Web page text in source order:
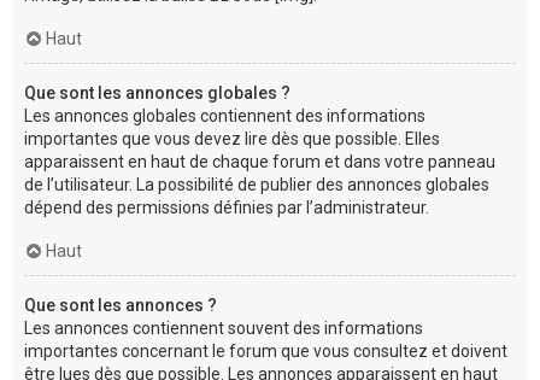
Haut
Que sont les annonces globales ?
Les annonces globales contiennent des informations
importantes que vous devez lire dès que possible. Elles
apparaissent en haut de chaque forum et dans votre panneau
de l’utilisateur. La possibilité de publier des annonces globales
dépend des permissions définies par l’administrateur.
Haut
Que sont les annonces ?
Les annonces contiennent souvent des informations
importantes concernant le forum que vous consultez et doivent
être lues dès que possible. Les annonces apparaissent en haut